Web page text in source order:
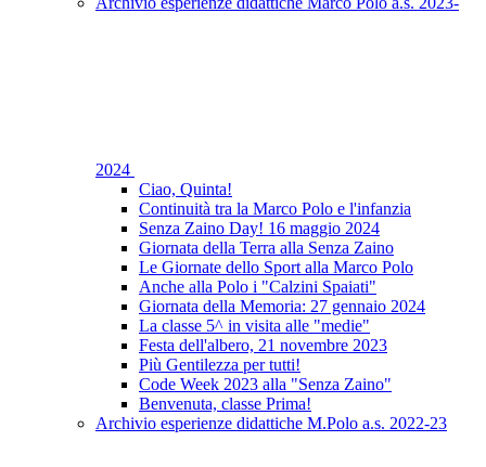
2024
Ciao, Quinta!
Continuità tra la Marco Polo e l'infanzia
Senza Zaino Day! 16 maggio 2024
Giornata della Terra alla Senza Zaino
Le Giornate dello Sport alla Marco Polo
Anche alla Polo i "Calzini Spaiati"
Giornata della Memoria: 27 gennaio 2024
La classe 5^ in visita alle "medie"
Festa dell'albero, 21 novembre 2023
Più Gentilezza per tutti!
Code Week 2023 alla "Senza Zaino"
Benvenuta, classe Prima!
Archivio esperienze didattiche M.Polo a.s. 2022-23